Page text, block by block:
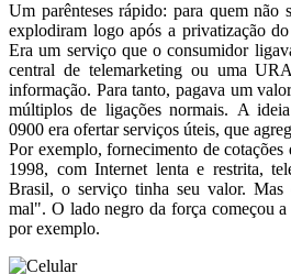
Um parênteses rápido: para quem não
explodiram logo após a privatização
Era um serviço que o consumidor
central de telemarketing ou uma
informação. Para tanto, pagava um
múltiplos de ligações normais. A
0900 era ofertar serviços úteis, que
Por exemplo, fornecimento de
1998, com Internet lenta e restrita,
Brasil, o serviço tinha seu valor. Mas
mal". O lado negro da força começou
por exemplo.